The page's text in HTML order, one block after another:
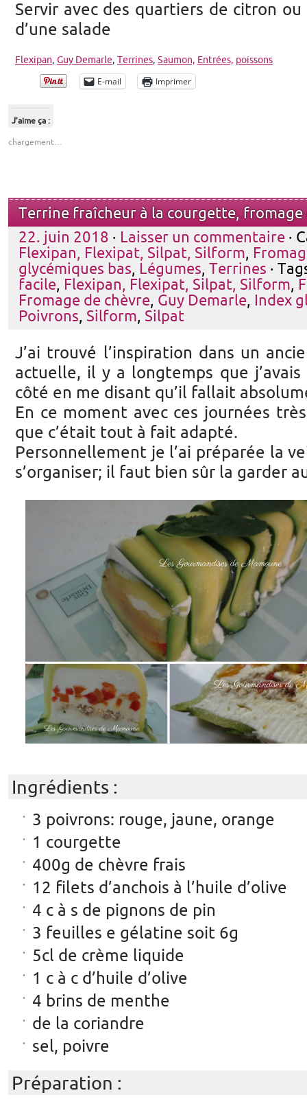
Servir avec des quartiers de citron
d’une salade
Flexipan, Guy Demarle, Terrines, Saumon, Entrées, poissons
E-mail Imprimer
J’aime ça :
chargement…
Terrine fraîcheur à la courgette, fromage
22. juin 2018 · Laisser un commentaire ·
Flexipan, Flexipat, Silpat, Silform,
glycémiques bas, Légumes, Terrines ·
facile, Flexipan, Flexipat, Silpat, Silform,
Fromage de chèvre, Guy Demarle,
Index
Poivrons, Silform, Silpat
J’ai trouvé l’inspiration dans un
actuelle, il y a longtemps que
côté en me disant qu’il fallait
En ce moment avec ces journées
que c’était tout à fait adapté.
Personnellement je l’ai préparée la
s’organiser; il faut bien sûr la garder
Ingrédients :
3 poivrons: rouge, jaune, orange
1 courgette
400g de chèvre frais
12 filets d’anchois à l’huile d’olive
4 c à s de pignons de pin
3 feuilles e gélatine soit 6g
5cl de crème liquide
1 c à c d’huile d’olive
4 brins de menthe
de la coriandre
sel, poivre
Préparation :